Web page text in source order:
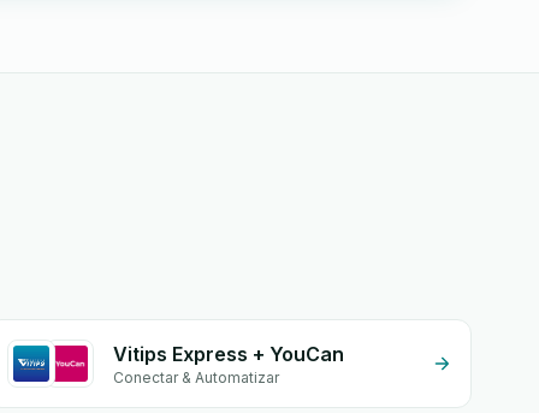
Vitips Express + YouCan
Conectar & Automatizar